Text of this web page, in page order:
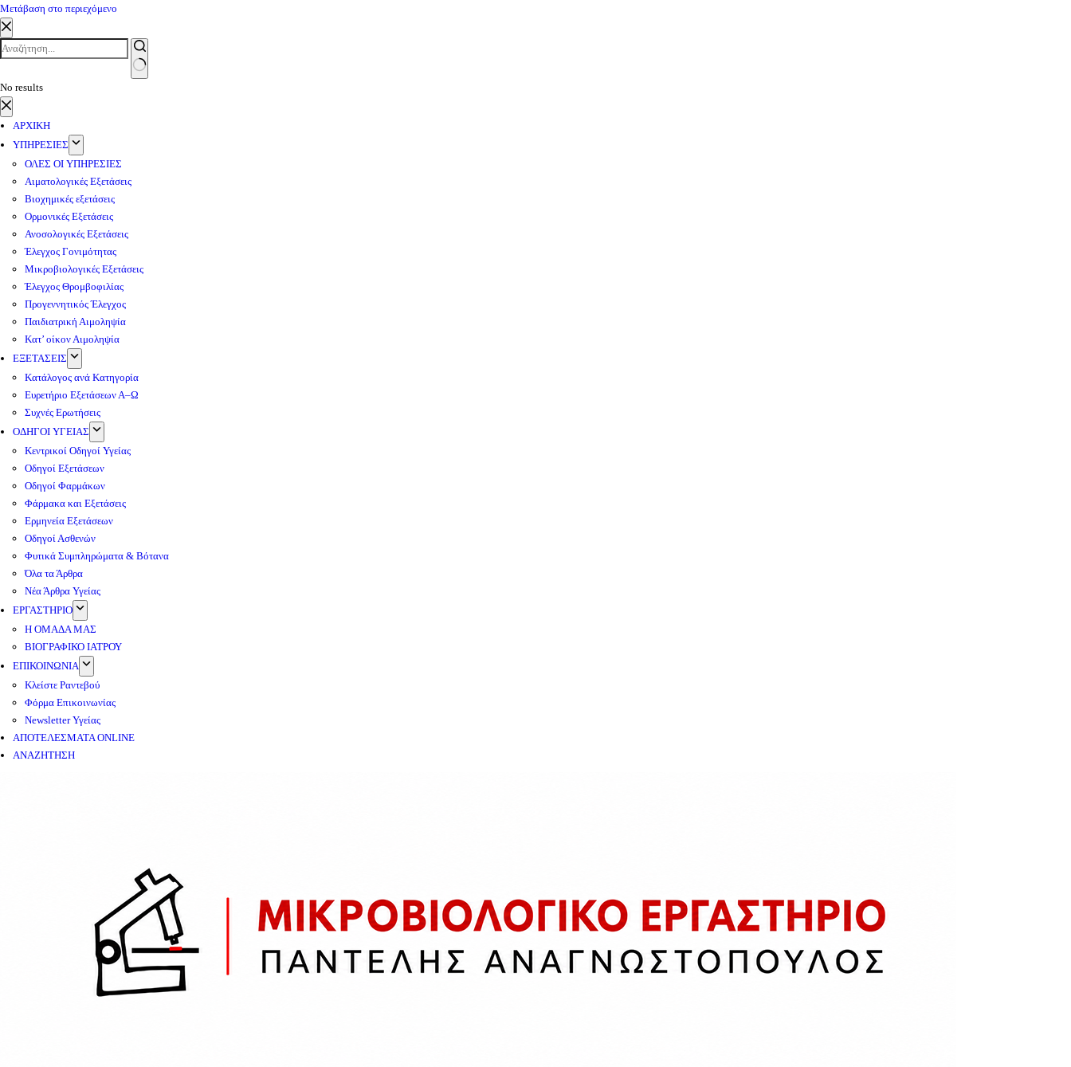
Μετάβαση στο περιεχόμενο
No results
ΑΡΧΙΚΗ
ΥΠΗΡΕΣΙΕΣ
ΟΛΕΣ ΟΙ ΥΠΗΡΕΣΙΕΣ
Αιματολογικές Εξετάσεις
Βιοχημικές εξετάσεις
Ορμονικές Εξετάσεις
Ανοσολογικές Εξετάσεις
Έλεγχος Γονιμότητας
Μικροβιολογικές Εξετάσεις
Έλεγχος Θρομβοφιλίας
Προγεννητικός Έλεγχος
Παιδιατρική Αιμοληψία
Κατ’ οίκον Αιμοληψία
ΕΞΕΤΑΣΕΙΣ
Κατάλογος ανά Κατηγορία
Ευρετήριο Εξετάσεων Α–Ω
Συχνές Ερωτήσεις
ΟΔΗΓΟΙ ΥΓΕΙΑΣ
Κεντρικοί Οδηγοί Υγείας
Οδηγοί Εξετάσεων
Οδηγοί Φαρμάκων
Φάρμακα και Εξετάσεις
Ερμηνεία Εξετάσεων
Οδηγοί Ασθενών
Φυτικά Συμπληρώματα & Βότανα
Όλα τα Άρθρα
Νέα Άρθρα Υγείας
ΕΡΓΑΣΤΗΡΙΟ
Η ΟΜΑΔΑ ΜΑΣ
ΒΙΟΓΡΑΦΙΚΟ ΙΑΤΡΟΥ
ΕΠΙΚΟΙΝΩΝΙΑ
Κλείστε Ραντεβού
Φόρμα Επικοινωνίας
Newsletter Υγείας
ΑΠΟΤΕΛΕΣΜΑΤΑ ONLINE
ΑΝΑΖΗΤΗΣΗ